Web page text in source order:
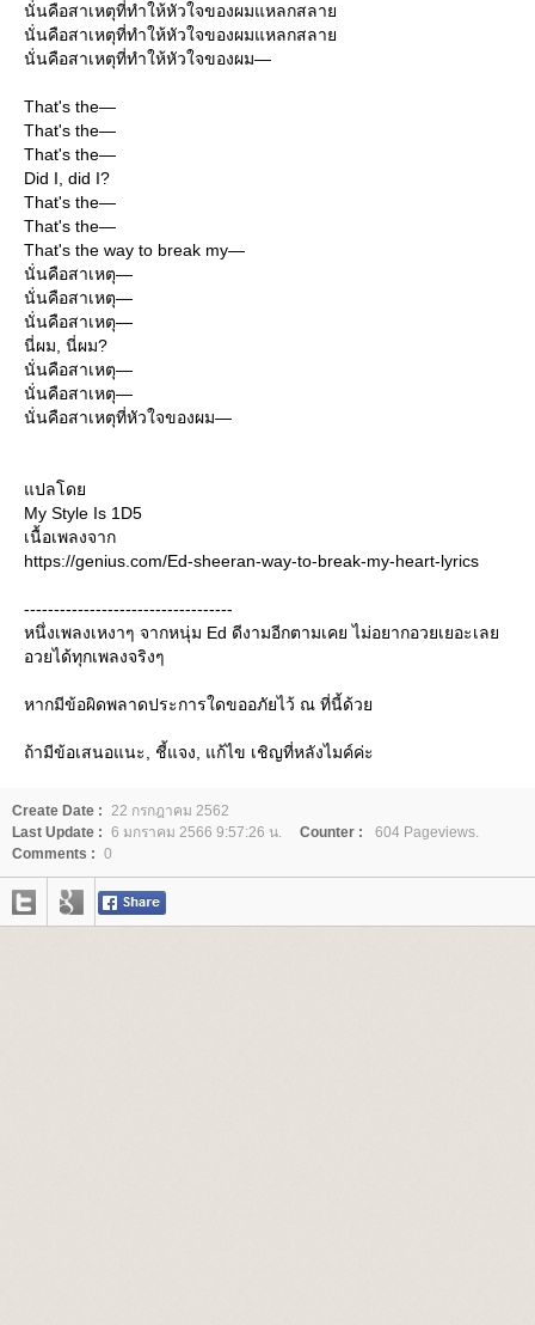
นั่นคือสาเหตุที่ทำให้หัวใจของผมแหลกสลา
นั่นคือสาเหตุที่ทำให้หัวใจของผมแหลกสลา
นั่นคือสาเหตุที่ทำให้หัวใจของผม—
That's the—
That's the—
That's the—
Did I, did I?
That's the—
That's the—
That's the way to break my—
นั่นคือสาเหตุ—
นั่นคือสาเหตุ—
นั่นคือสาเหตุ—
นี่ผม, นี่ผม?
นั่นคือสาเหตุ—
นั่นคือสาเหตุ—
นั่นคือสาเหตุที่หัวใจของผม—
ปลโด
My Style Is 1D5
เนื้อเพลงจาก
https://genius.com/Ed-sheeran-way-to-break-my-heart-lyrics
-----------------------------------
หนึ่งเพลงเหงาๆ จากหนุ่ม Ed ดีงามอีกตามเคย ไม่อยากอวยเยอะเล
อวยได้ทุกเพลงจริงๆ
หากมีข้อผิดพลาดประการใดขออภัยไว้ ณ ที่นี้ด้ว
ถ้ามีข้อเสนอแนะ, ชี้แจง, แก้ไข เชิญที่หลังไมค์ค่ะ
Create Date : 22 กรกฎาคม 2562
Last Update : 6 มกราคม 2566 9:57:26 น. Counter :
604 Pageviews.
Comments : 0